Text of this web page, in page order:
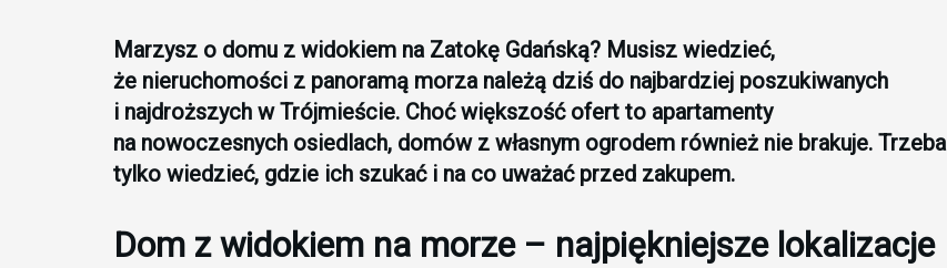
Marzysz o domu z widokiem na Zatokę Gdańską? Musisz wiedzieć,
że nieruchomości z panoramą morza należą dziś do najbardziej poszukiwanych
i najdroższych w Trójmieście. Choć większość ofert to apartamenty
na nowoczesnych osiedlach, domów z własnym ogrodem również nie brakuje. Trzeba
tylko wiedzieć, gdzie ich szukać i na co uważać przed zakupem.
Dom z widokiem na morze – najpiękniejsze lokalizacje